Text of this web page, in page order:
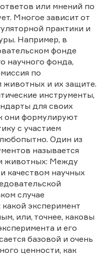
или мнений по
Многое зависит от
практики и
Например, в
фонде
научного фонда,
по
животных и их защите.
инструменты,
для своих
они формулируют
с участием
Один из
называется
животных: Между
качеством научных
случае
эксперимент
или, точнее, каковы
и его
базовой и очень
ценности, как